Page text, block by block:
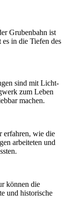
Grubenbahn ist
in die Tiefen des
sind mit Licht-
zum Leben
machen.
erfahren, wie die
arbeiteten und
können die
und historische